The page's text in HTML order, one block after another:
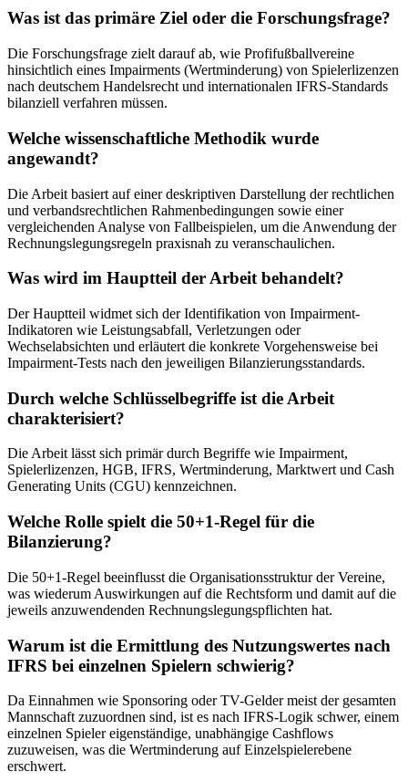
Was ist das primäre Ziel oder die Forschungsfrage?
Die Forschungsfrage zielt darauf ab, wie Profifußballvereine
hinsichtlich eines Impairments (Wertminderung) von Spielerlizenzen
nach deutschem Handelsrecht und internationalen IFRS-Standards
bilanziell verfahren müssen.
Welche wissenschaftliche Methodik wurde
angewandt?
Die Arbeit basiert auf einer deskriptiven Darstellung der rechtlichen
und verbandsrechtlichen Rahmenbedingungen sowie einer
vergleichenden Analyse von Fallbeispielen, um die Anwendung der
Rechnungslegungsregeln praxisnah zu veranschaulichen.
Was wird im Hauptteil der Arbeit behandelt?
Der Hauptteil widmet sich der Identifikation von Impairment-
Indikatoren wie Leistungsabfall, Verletzungen oder
Wechselabsichten und erläutert die konkrete Vorgehensweise bei
Impairment-Tests nach den jeweiligen Bilanzierungsstandards.
Durch welche Schlüsselbegriffe ist die Arbeit
charakterisiert?
Die Arbeit lässt sich primär durch Begriffe wie Impairment,
Spielerlizenzen, HGB, IFRS, Wertminderung, Marktwert und Cash
Generating Units (CGU) kennzeichnen.
Welche Rolle spielt die 50+1-Regel für die
Bilanzierung?
Die 50+1-Regel beeinflusst die Organisationsstruktur der Vereine,
was wiederum Auswirkungen auf die Rechtsform und damit auf die
jeweils anzuwendenden Rechnungslegungspflichten hat.
Warum ist die Ermittlung des Nutzungswertes nach
IFRS bei einzelnen Spielern schwierig?
Da Einnahmen wie Sponsoring oder TV-Gelder meist der gesamten
Mannschaft zuzuordnen sind, ist es nach IFRS-Logik schwer, einem
einzelnen Spieler eigenständige, unabhängige Cashflows
zuzuweisen, was die Wertminderung auf Einzelspielerebene
erschwert.